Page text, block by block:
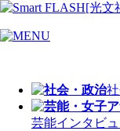
芸能インタビ